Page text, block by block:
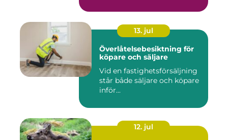
13. jul
Överlåtelsebesiktning för
köpare och säljare
Vid en fastighetsförsäljning
står både säljare och köpare
inför...
12. jul